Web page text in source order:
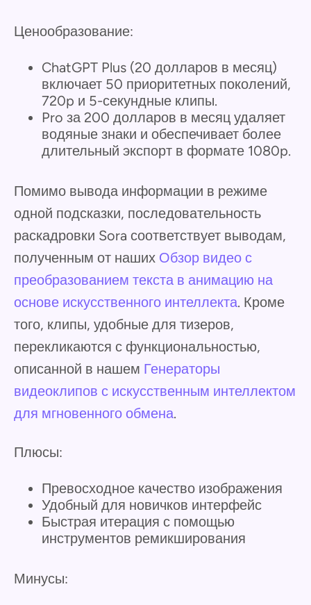
Ценообразование:
ChatGPT Plus (20 долларов в месяц)
включает 50 приоритетных поколений,
720p и 5-секундные клипы.
Pro за 200 долларов в месяц удаляет
водяные знаки и обеспечивает более
длительный экспорт в формате 1080p.
Помимо вывода информации в режиме
одной подсказки, последовательность
раскадровки Sora соответствует выводам,
полученным от наших Обзор видео с
преобразованием текста в анимацию на
основе искусственного интеллекта. Кроме
того, клипы, удобные для тизеров,
перекликаются с функциональностью,
описанной в нашем Генераторы
видеоклипов с искусственным интеллектом
для мгновенного обмена.
Плюсы:
Превосходное качество изображения
Удобный для новичков интерфейс
Быстрая итерация с помощью
инструментов ремикширования
Минусы: